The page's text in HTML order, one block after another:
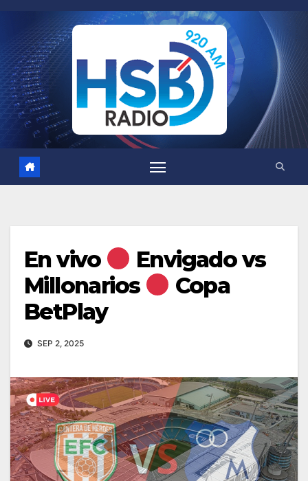
En vivo
Envigado vs
Millonarios
Copa
BetPlay
SEP 2, 2025